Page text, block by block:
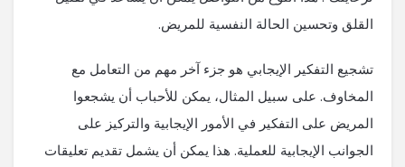
القلق وتحسين الحالة النفسية للمريض.
تشجيع التفكير الإيجابي هو جزء آخر مهم من التعامل مع
المخاوف. على سبيل المثال، يمكن للأحباب أن يشجعوا
المريض على التفكير في الأمور الإيجابية والتركيز على
الجوانب الإيجابية للعملية. هذا يمكن أن يشمل تقديم تعليقات